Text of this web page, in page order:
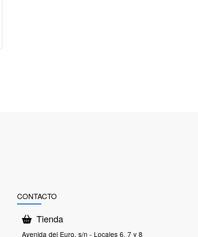
CONTACTO
Tienda
Avenida del Euro, s/n - Locales 6, 7 y 8